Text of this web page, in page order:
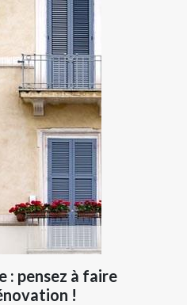
: pensez à faire
!